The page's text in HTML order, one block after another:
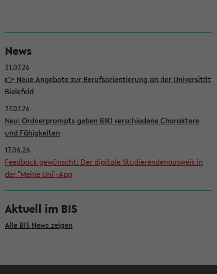
e
i
t
e
n
l
e
i
s
t
e
News
31.07.26
👉 Neue Angebote zur Berufsorientierung an der Universität
Bielefeld
27.07.26
Neu: Ordnerprompts geben BIKI verschiedene Charaktere
und Fähigkeiten
17.06.26
Feedback gewünscht: Der digitale Studierendenausweis in
der "Meine Uni"-App
Aktuell im BIS
Alle BIS News zeigen